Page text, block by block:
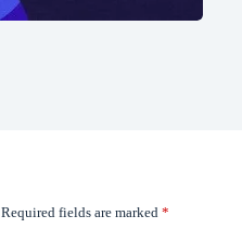
Required fields are marked *